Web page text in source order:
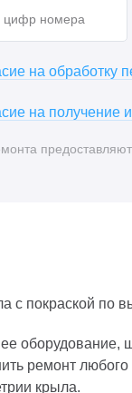
на обработку
на получение
предоставляют
с покраской по
оборудование,
ремонт любого
крыла.